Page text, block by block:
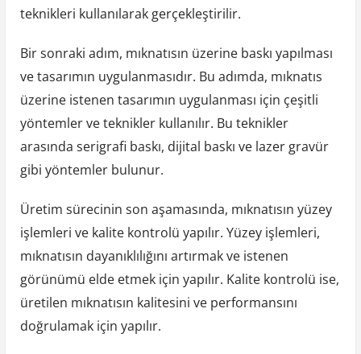
teknikleri kullanılarak gerçekleştirilir.
Bir sonraki adım, mıknatısın üzerine baskı yapılması
ve tasarımın uygulanmasıdır. Bu adımda, mıknatıs
üzerine istenen tasarımın uygulanması için çeşitli
yöntemler ve teknikler kullanılır. Bu teknikler
arasında serigrafi baskı, dijital baskı ve lazer gravür
gibi yöntemler bulunur.
Üretim sürecinin son aşamasında, mıknatısın yüzey
işlemleri ve kalite kontrolü yapılır. Yüzey işlemleri,
mıknatısın dayanıklılığını artırmak ve istenen
görünümü elde etmek için yapılır. Kalite kontrolü ise,
üretilen mıknatısın kalitesini ve performansını
doğrulamak için yapılır.